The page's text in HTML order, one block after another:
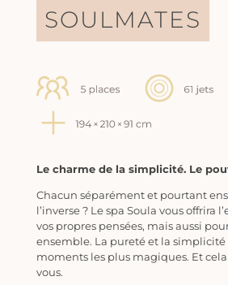
SOULMATES
Le charme de la simplicité. Le
Chacun séparément et pourtant
l’inverse ? Le spa Soula vous offrira
vos propres pensées, mais aussi
ensemble. La pureté et la simplicité
moments les plus magiques. Et
vous.